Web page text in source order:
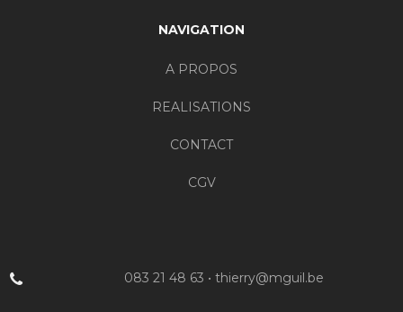
NAVIGATION
A PROPOS
REALISATIONS
CONTACT
CGV
083 21 48 63 • thierry@mguil.be